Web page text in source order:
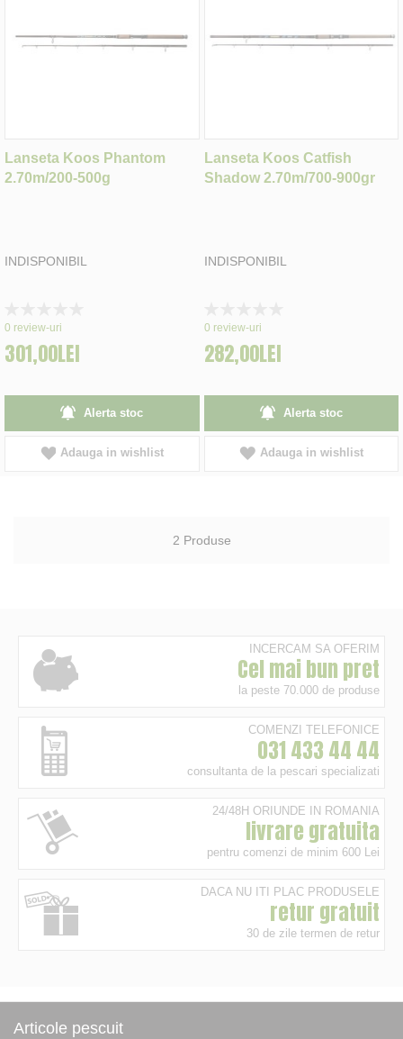
Lanseta Koos Phantom
2.70m/200-500g
INDISPONIBIL
0%
0 review-uri
301,00LEI
Alerta stoc
Adauga in wishlist
Lanseta Koos Catfish
Shadow 2.70m/700-900gr
INDISPONIBIL
0%
0 review-uri
282,00LEI
Alerta stoc
Adauga in wishlist
2 Produse
INCERCAM SA OFERIM
Cel mai bun pret
la peste 70.000 de produse
COMENZI TELEFONICE
031 433 44 44
consultanta de la pescari specializati
24/48H ORIUNDE IN ROMANIA
livrare gratuita
pentru comenzi de minim 600 Lei
DACA NU ITI PLAC PRODUSELE
retur gratuit
30 de zile termen de retur
Articole pescuit